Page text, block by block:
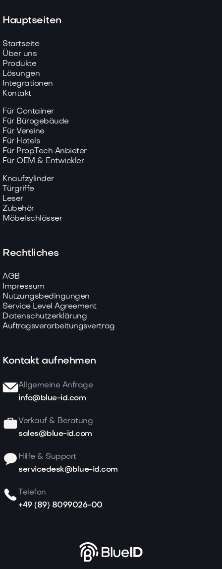
Hauptseiten
Startseite
Über uns
Produkte
Lösungen
Integrationen
Kontakt
Für Container
Für Bürogebäude
Für Vereine
Für Hotels
Für PropTech Anbieter
Für OEM & Entwickler
Knaufzylinder
Türgriffe
Leser
Zubehör
Möbelschlösser
Rechtliches
AGB
Impressum
Nutzungsbedingungen
Service Level Agreement
Datenschutzerklärung
Auftragsverarbeitungsvertrag
Kontakt aufnehmen
Allgemeine Anfrage
info@blue-id.com
Verkauf & Beratung
sales@blue-id.com
Hilfe & Support
servicedesk@blue-id.com
Telefon
+49 (89) 8099026-00